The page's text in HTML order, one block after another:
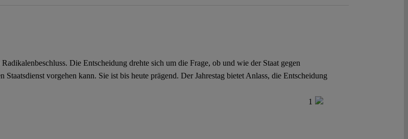
Die Entscheidung drehte sich um die Frage, ob und wie der Staat gegen
vorgehen kann. Sie ist bis heute prägend. Der Jahrestag bietet Anlass, die Entscheidung
1